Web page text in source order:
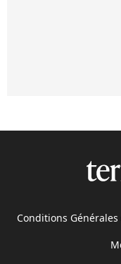
Conditions